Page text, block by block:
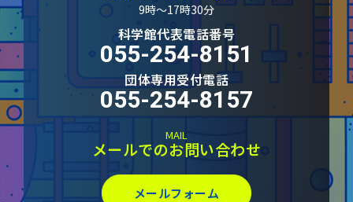
9時～17時30分
科学館代表電話番号
055-254-8151
団体専用受付電話
055-254-8157
MAIL
メールでのお問い合わせ
メールフォーム